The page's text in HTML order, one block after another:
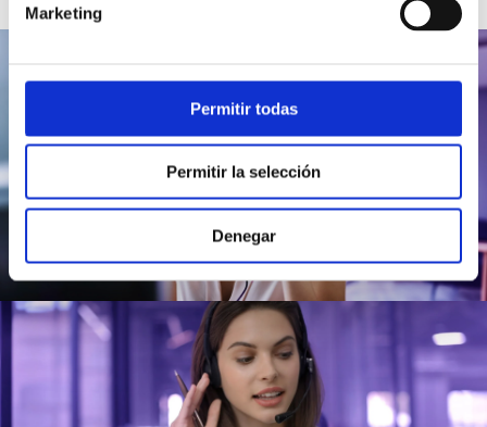
Marketing
Permitir todas
Permitir la selección
Denegar